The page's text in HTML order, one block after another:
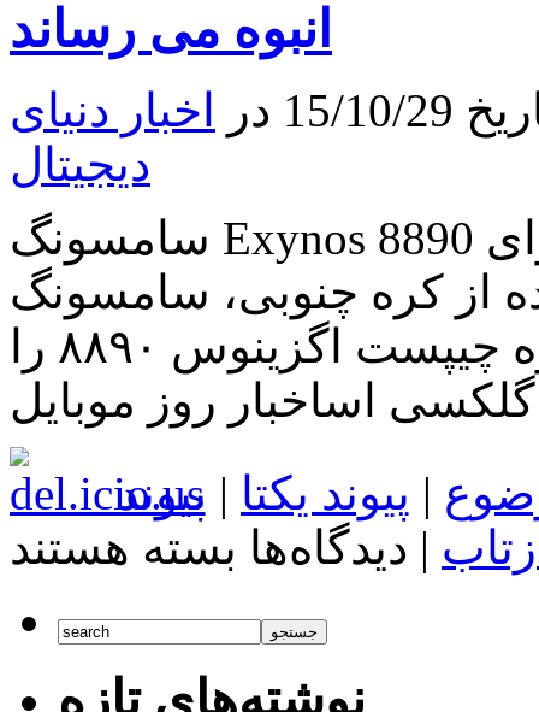
کرد:
GPU
های
اختصاصی
عملکرد
و
باطری
انبوه می رساند
در
اخبار دنیای
دیجیتال
سامسونگ Exynos 8890 را برای Galaxy S7 به تولید انبوه می
از کره چنوبی، سامسونگ
قرار است در آذر ماه تولید انبوه چیپست اگزینوس ۸۸۹۰ را
اساخبار روز موبایل
| پیوند یکتا | پیوند
| دیدگاه‌هابرای
سامسونگ
را
برای
بسته هستند
نوشته‌های تازه